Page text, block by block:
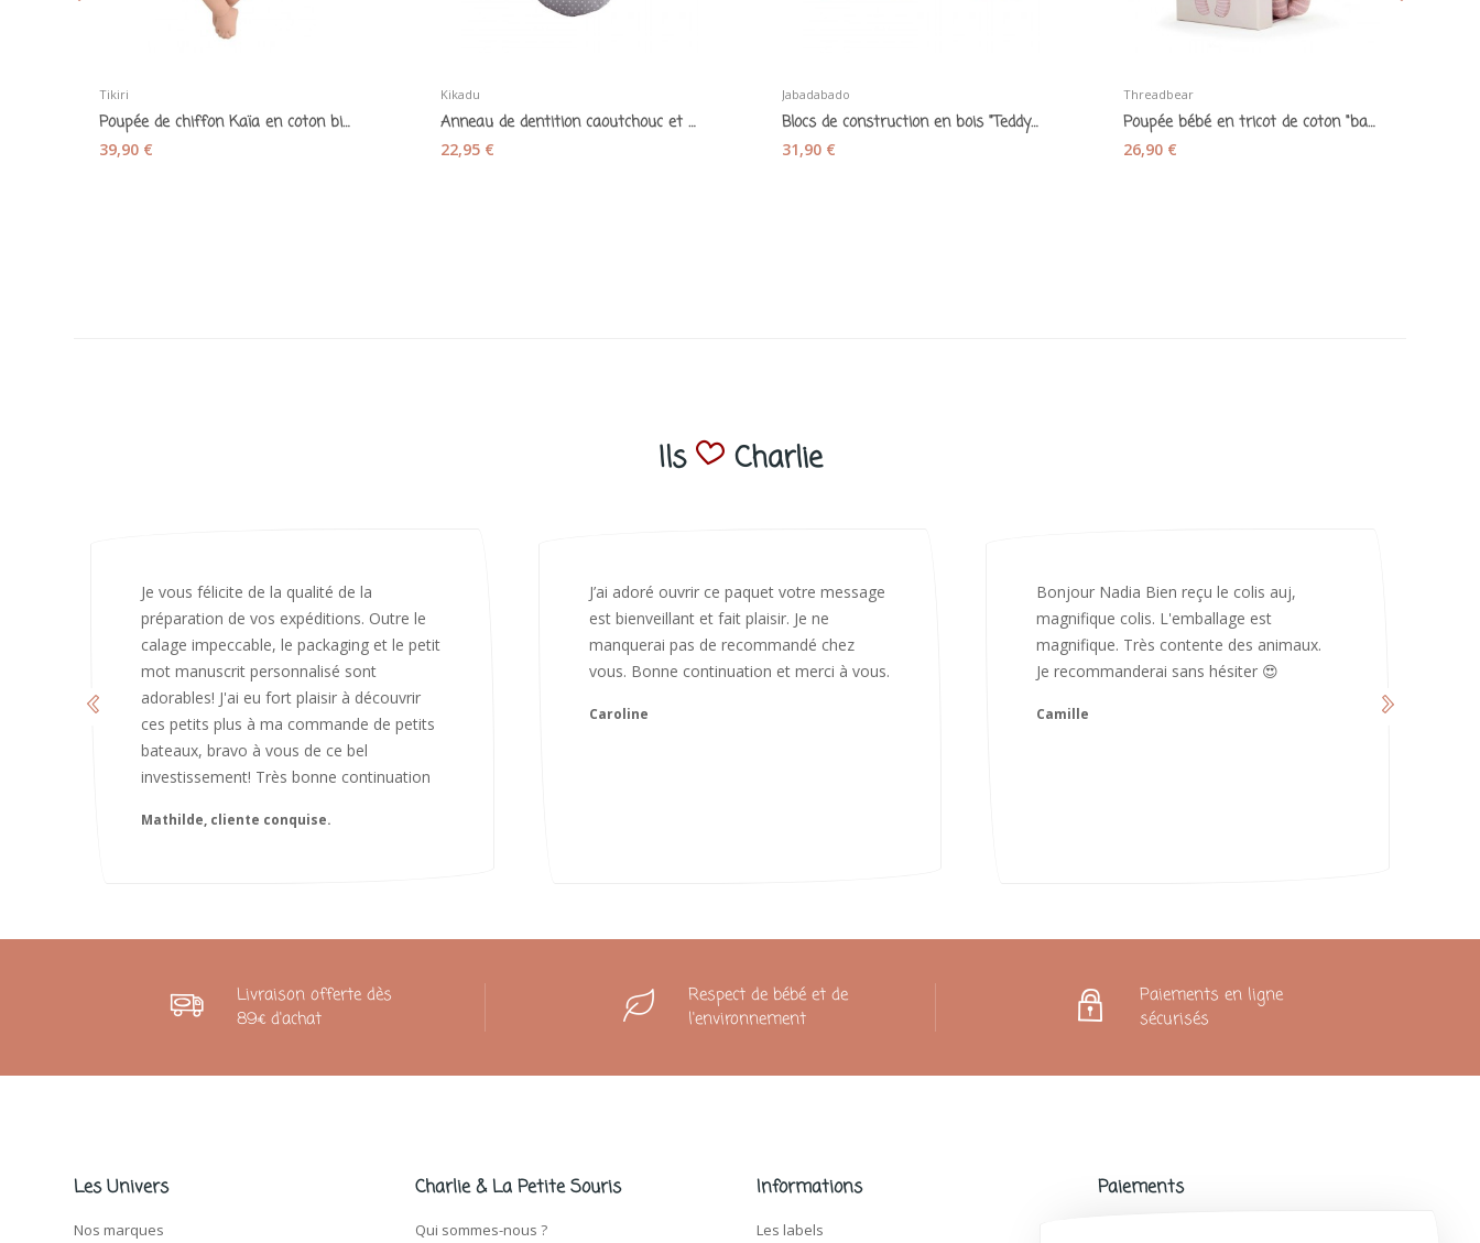
Tikiri
Poupée de chiffon Kaïa en coton bio - Tikiri...
39,90 €
Kikadu
Anneau de dentition caoutchouc et son petit...
22,95 €
Jabadabado
Blocs de construction en bois "Teddy l'ourson"
31,90 €
Threadbear
Poupée bébé en tricot de coton "baby Baba" -...
26,90 €
Ils Charlie
J’ai adoré ouvrir ce paquet votre message
est bienveillant et fait plaisir. Je ne
manquerai pas de recommandé chez
vous. Bonne continuation et merci à vous.
Bonjour Nadia Bien reçu le colis auj,
magnifique colis. L'emballage est
magnifique. Très contente des animaux.
Je recommanderai sans hésiter 😍
Camille
Merci infiniment, c’est magnifique 😍
d’avoir pris le temps de me répondre.
Nous sommes vraiment contents et
avons hâte de les utiliser 😄 bonne soirée
😍
Livraison offerte dès
89€ d'achat
Respect de bébé et de
l'environnement
Paiements en ligne
sécurisés
Les Univers
Nos marques
Charlie & La Petite Souris
Qui sommes-nous ?
Informations
Les labels
Paiements